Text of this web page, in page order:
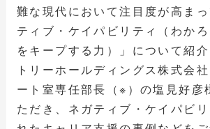
難な現代において注目度が高ま
ティブ・ケイパビリティ（わか
をキープする力）」について紹
トリーホールディングス株式会
ート室専任部長（※）の塩見好彦
ただき、ネガティブ・ケイパビ